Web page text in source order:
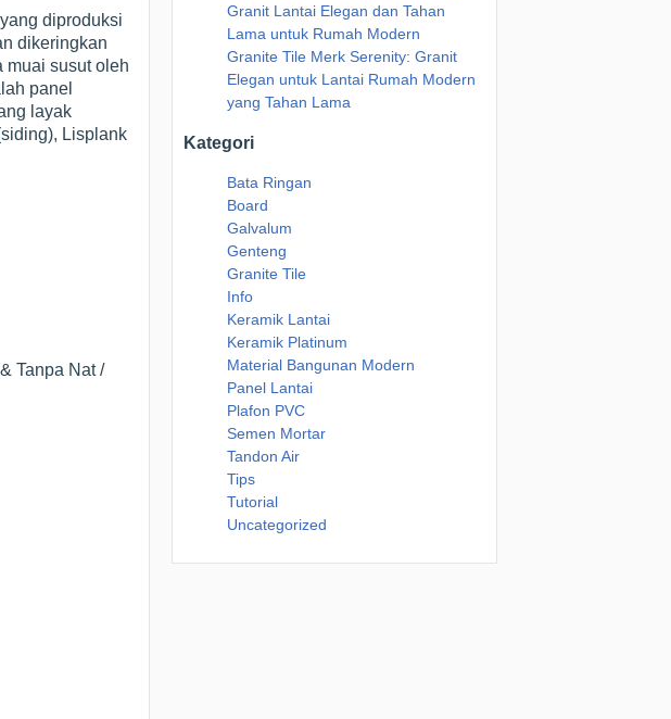
diproduksi
dikeringkan
muai susut oleh
panel
layak
Lisplank
Tanpa Nat /
Granit Lantai Elegan dan Tahan
Lama untuk Rumah Modern
Granite Tile Merk Serenity: Granit
Elegan untuk Lantai Rumah Modern
yang Tahan Lama
Kategori
Bata Ringan
Board
Galvalum
Genteng
Granite Tile
Info
Keramik Lantai
Keramik Platinum
Material Bangunan Modern
Panel Lantai
Plafon PVC
Semen Mortar
Tandon Air
Tips
Tutorial
Uncategorized